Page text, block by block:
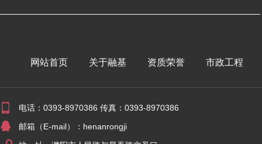
网站首页 关于融基 资质荣誉 市政工程
电话：0393-8970386 传真：0393-8970386
邮箱（E-mail）：henanrongji